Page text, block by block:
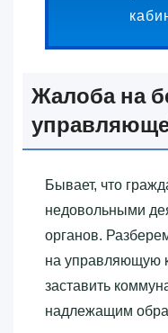
Жалоба на
Бывает, что
недовольными
органов.
на управляющую
заставить
надлежащим